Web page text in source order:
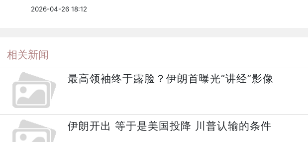
2026-04-26 18:12
相关新闻
最高领袖终于露脸？伊朗首曝光“讲经”影像
伊朗开出 等于是美国投降 川普认输的条件